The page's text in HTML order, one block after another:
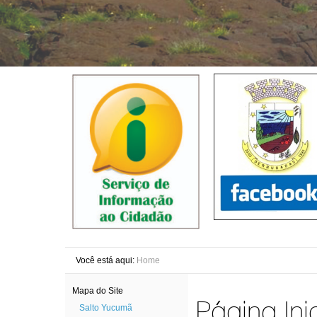
Você está aqui: Home
Mapa do Site
Salto Yucumã